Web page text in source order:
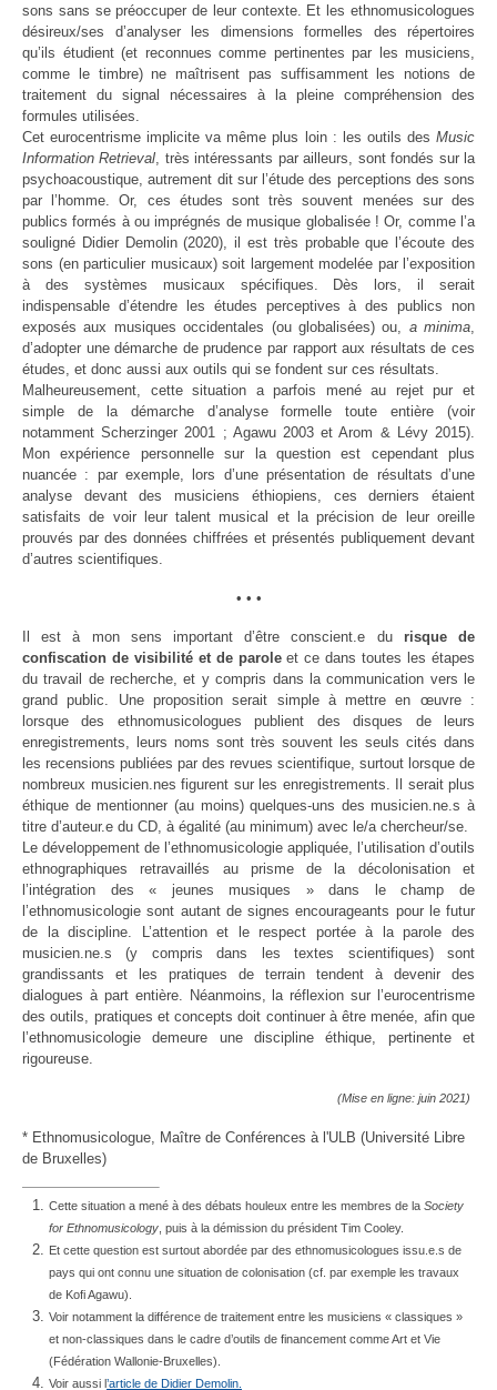
sons sans se préoccuper de leur contexte. Et les ethnomusicologues
désireux/ses d’analyser les dimensions formelles des répertoires
qu’ils étudient (et reconnues comme pertinentes par les musiciens,
comme le timbre) ne maîtrisent pas suffisamment les notions de
traitement du signal nécessaires à la pleine compréhension des
formules utilisées.
Cet eurocentrisme implicite va même plus loin : les outils des Music
Information Retrieval , très intéressants par ailleurs, sont fondés sur la
psychoacoustique, autrement dit sur l’étude des perceptions des sons
par l’homme. Or, ces études sont très souvent menées sur des
publics formés à ou imprégnés de musique globalisée ! Or, comme l’a
souligné Didier Demolin (2020), il est très probable que l’écoute des
sons (en particulier musicaux) soit largement modelée par l’exposition
à des systèmes musicaux spécifiques. Dès lors, il serait
indispensable d’étendre les études perceptives à des publics non
exposés aux musiques occidentales (ou globalisées) ou,
a minima
d’adopter une démarche de prudence par rapport aux résultats de ces
études, et donc aussi aux outils qui se fondent sur ces résultats.
Malheureusement, cette situation a parfois mené au rejet pur et
simple de la démarche d’analyse formelle toute entière (voir
notamment Scherzinger 2001 ; Agawu 2003 et Arom & Lévy 2015).
Mon expérience personnelle sur la question est cependant plus
nuancée : par exemple, lors d’une présentation de résultats d’une
analyse devant des musiciens éthiopiens, ces derniers étaient
satisfaits de voir leur talent musical et la précision de leur oreille
prouvés par des données chiffrées et présentés publiquement devant
d’autres scientifiques.
• • •
Il est à mon sens important d’être conscient.e du risque de
confiscation de visibilité et de paroleet ce dans toutes les étapes
du travail de recherche, et y compris dans la communication vers le
grand public. Une proposition serait simple à mettre en œuvre :
lorsque des ethnomusicologues publient des disques de leurs
enregistrements, leurs noms sont très souvent les seuls cités dans
les recensions publiées par des revues scientifique, surtout lorsque de
nombreux musicien.nes figurent sur les enregistrements. Il serait plus
éthique de mentionner (au moins) quelques-uns des musicien.ne.s à
titre d’auteur.e du CD, à égalité (au minimum) avec le/a chercheur/se.
Le développement de l’ethnomusicologie appliquée, l’utilisation d’outils
ethnographiques retravaillés au prisme de la décolonisation et
l’intégration des « jeunes musiques » dans le champ de
l’ethnomusicologie sont autant de signes encourageants pour le futur
de la discipline. L’attention et le respect portée à la parole des
musicien.ne.s (y compris dans les textes scientifiques) sont
grandissants et les pratiques de terrain tendent à devenir des
dialogues à part entière. Néanmoins, la réflexion sur l’eurocentrisme
des outils, pratiques et concepts doit continuer à être menée, afin que
l’ethnomusicologie demeure une discipline éthique, pertinente et
rigoureuse.
(Mise en ligne: juin 2021)
* Ethnomusicologue, Maître de Conférences à l'ULB (Université Libre
de Bruxelles)
Cette situation a mené à des débats houleux entre les membres de la Society
for Ethnomusicology , puis à la démission du président Tim Cooley.
Et cette question est surtout abordée par des ethnomusicologues issu.e.s de
pays qui ont connu une situation de colonisation (cf. par exemple les travaux
de Kofi Agawu).
Voir notamment la différence de traitement entre les musiciens « classiques »
et non-classiques dans le cadre d’outils de financement comme Art et Vie
(Fédération Wallonie-Bruxelles).
Voir aussi l’article de Didier Demolin.